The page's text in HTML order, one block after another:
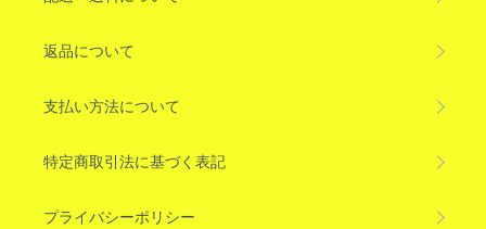
返品について
支払い方法について
特定商取引法に基づく表記
プライバシーポリシー